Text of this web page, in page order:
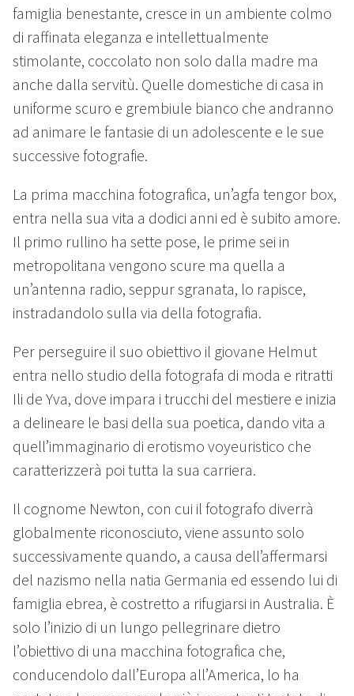
famiglia benestante, cresce in un ambiente colmo
di raffinata eleganza e intellettualmente
stimolante, coccolato non solo dalla madre ma
anche dalla servitù. Quelle domestiche di casa in
uniforme scuro e grembiule bianco che andranno
ad animare le fantasie di un adolescente e le sue
successive fotografie.
La prima macchina fotografica, un’agfa tengor box,
entra nella sua vita a dodici anni ed è subito amore.
Il primo rullino ha sette pose, le prime sei in
metropolitana vengono scure ma quella a
un’antenna radio, seppur sgranata, lo rapisce,
instradandolo sulla via della fotografia.
Per perseguire il suo obiettivo il giovane Helmut
entra nello studio della fotografa di moda e ritratti
Ili de Yva, dove impara i trucchi del mestiere e inizia
a delineare le basi della sua poetica, dando vita a
quell’immaginario di erotismo voyeuristico che
caratterizzerà poi tutta la sua carriera.
Il cognome Newton, con cui il fotografo diverrà
globalmente riconosciuto, viene assunto solo
successivamente quando, a causa dell’affermarsi
del nazismo nella natia Germania ed essendo lui di
famiglia ebrea, è costretto a rifugiarsi in Australia. È
solo l’inizio di un lungo pellegrinare dietro
l’obiettivo di una macchina fotografica che,
conducendolo dall’Europa all’America, lo ha